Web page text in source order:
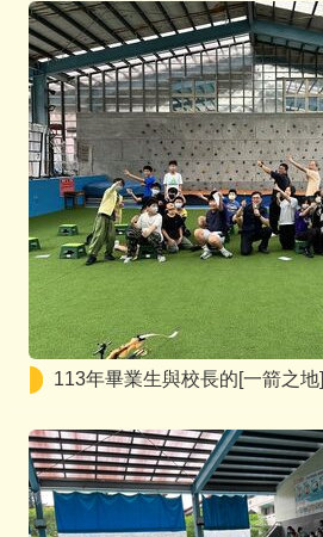
113年畢業生與校長的[一箭之地]